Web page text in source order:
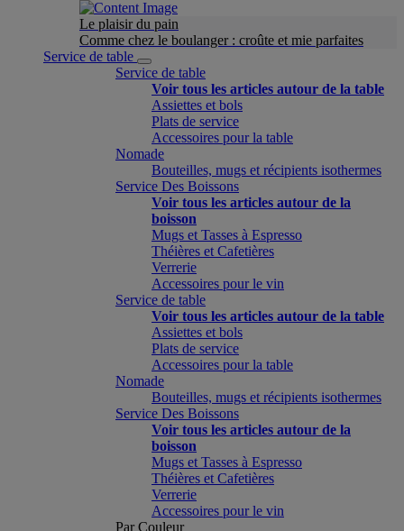
Le plaisir du pain
Comme chez le boulanger : croûte et mie parfaites
Service de table
Service de table
Voir tous les articles autour de la table
Assiettes et bols
Plats de service
Accessoires pour la table
Nomade
Bouteilles, mugs et récipients isothermes
Service Des Boissons
Voir tous les articles autour de la
boisson
Mugs et Tasses à Espresso
Théières et Cafetières
Verrerie
Accessoires pour le vin
Service de table
Voir tous les articles autour de la table
Assiettes et bols
Plats de service
Accessoires pour la table
Nomade
Bouteilles, mugs et récipients isothermes
Service Des Boissons
Voir tous les articles autour de la
boisson
Mugs et Tasses à Espresso
Théières et Cafetières
Verrerie
Accessoires pour le vin
Par Couleur